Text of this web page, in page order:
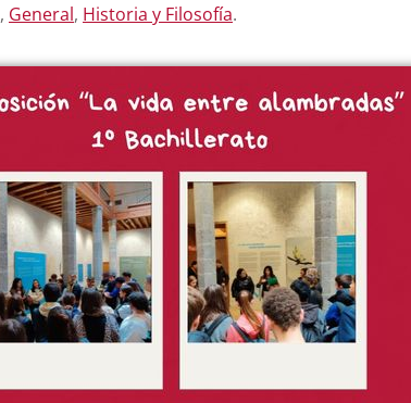
, General, Historia y Filosofía.